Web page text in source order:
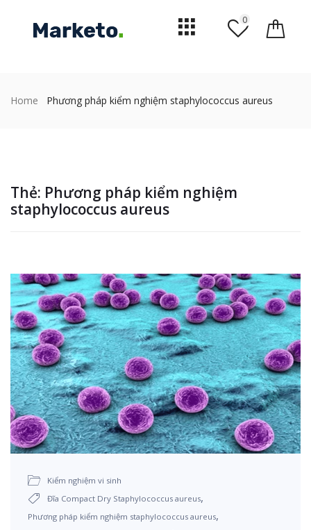
0
Home Phương pháp kiểm nghiệm staphylococcus aureus
Thẻ: Phương pháp kiểm nghiệm
staphylococcus aureus
Kiểm nghiệm vi sinh
Đĩa Compact Dry Staphylococcus aureus,
Phương pháp kiểm nghiệm staphylococcus aureus,